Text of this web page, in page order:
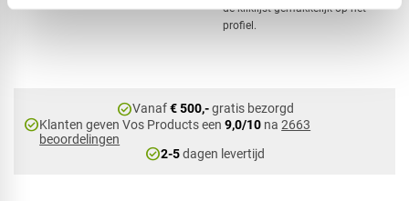
de kliklijst gemakkelijk op het
profiel.
check_circleVanaf€ 500,-gratis bezorgd
check_circleKlanten geven Vos Products een9,0/10 na2663
beoordelingen
check_circle2-5dagen levertijd